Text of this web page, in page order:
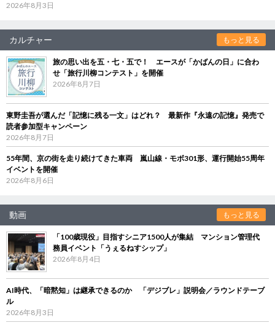
2026年8月3日
カルチャー もっと見る
旅の思い出を五・七・五で！ エースが「かばんの日」に合わ
せ「旅行川柳コンテスト」を開催
2026年8月7日
東野圭吾が選んだ「記憶に残る一文」はどれ？ 最新作『永遠の記憶』発売で
読者参加型キャンペーン
2026年8月7日
55年間、京の街を走り続けてきた車両 嵐山線・モボ301形、運行開始55周年
イベントを開催
2026年8月6日
動画 もっと見る
「100歳現役」目指すシニア1500人が集結 マンション管理代
務員イベント「うぇるねすシップ」
2026年8月4日
AI時代、「暗黙知」は継承できるのか 「デジブレ」説明会／ラウンドテーブ
ル
2026年8月3日